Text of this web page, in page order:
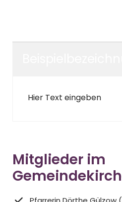
Hier Text eingeben
Mitglieder im